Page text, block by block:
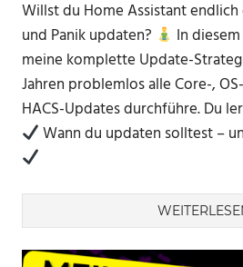
Willst du Home Assistant endlich
und Panik updaten?
In
meine komplette Update-
Jahren problemlos alle Core-,
HACS-Updates durchführe. Du
Wann du updaten solltest –